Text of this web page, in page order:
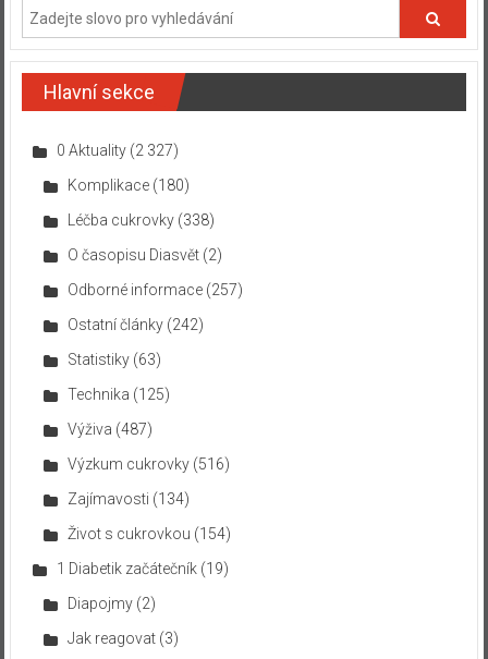
Hlavní sekce
0 Aktuality(2 327)
Komplikace(180)
Léčba cukrovky(338)
O časopisu Diasvět(2)
Odborné informace(257)
Ostatní články(242)
Statistiky(63)
Technika (125)
Výživa (487)
Výzkum cukrovky(516)
Zajímavosti (134)
Život s cukrovkou (154)
1 Diabetik začátečník(19)
Diapojmy(2)
Jak reagovat(3)